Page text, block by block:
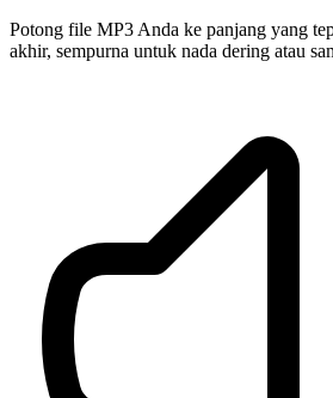
Potong file MP3 Anda ke panjang yang
akhir, sempurna untuk nada dering atau